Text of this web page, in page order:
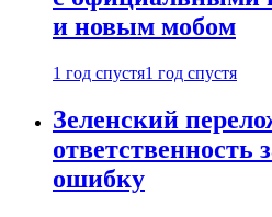
и новым мобом
1 год спустя1 год спустя
Зеленский
ответственность
ошибку